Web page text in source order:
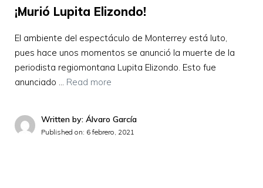
¡Murió Lupita Elizondo!
El ambiente del espectáculo de Monterrey está luto,
pues hace unos momentos se anunció la muerte de la
periodista regiomontana Lupita Elizondo. Esto fue
anunciado … Read more
Written by: Álvaro García
Published on: 6 febrero, 2021